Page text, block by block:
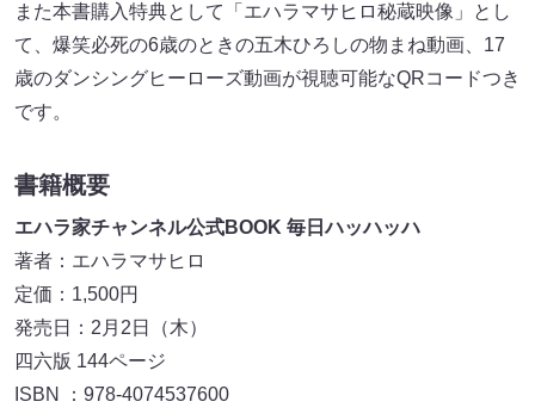
また本書購入特典として「エハラマサヒロ秘蔵映像」とし
て、爆笑必死の6歳のときの五木ひろしの物まね動画、17
歳のダンシングヒーローズ動画が視聴可能なQRコードつき
です。
書籍概要
エハラ家チャンネル公式BOOK 毎日ハッハッハ
著者：エハラマサヒロ
定価：1,500円
発売日：2月2日（木）
四六版 144ページ
ISBN ：978-4074537600